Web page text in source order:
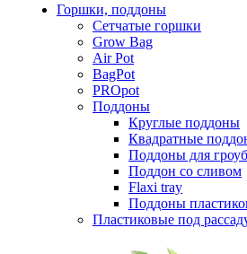
Горшки, поддоны
Сетчатые горшки
Grow Bag
Air Pot
BagPot
PROpot
Поддоны
Круглые поддоны
Квадратные
Поддоны для
Поддон со сливом
Flaxi tray
Поддоны
Пластиковые под